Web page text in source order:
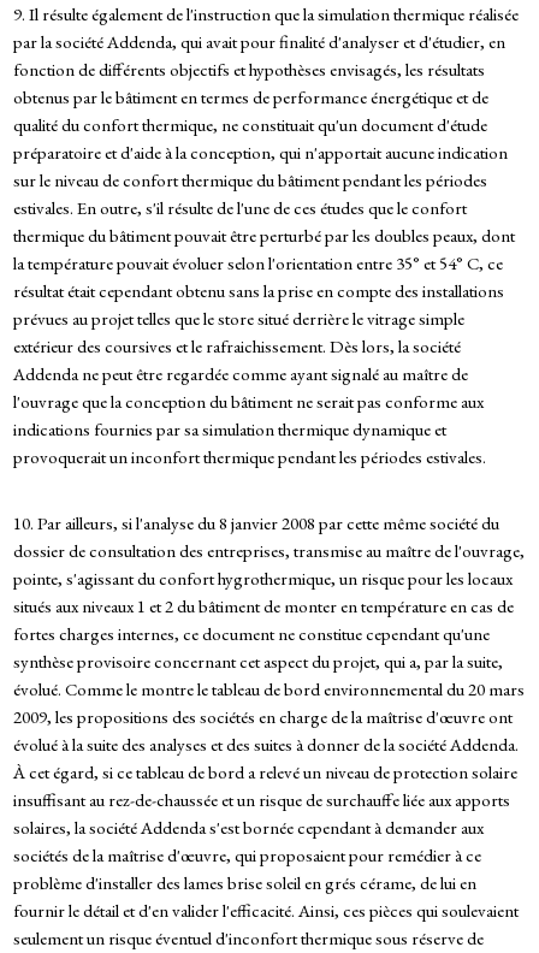
9. Il résulte également de l'instruction que la simulation thermique réalisée
par la société Addenda, qui avait pour finalité d'analyser et d'étudier, en
fonction de différents objectifs et hypothèses envisagés, les résultats
obtenus par le bâtiment en termes de performance énergétique et de
qualité du confort thermique, ne constituait qu'un document d'étude
préparatoire et d'aide à la conception, qui n'apportait aucune indication
sur le niveau de confort thermique du bâtiment pendant les périodes
estivales. En outre, s'il résulte de l'une de ces études que le confort
thermique du bâtiment pouvait être perturbé par les doubles peaux, dont
la température pouvait évoluer selon l'orientation entre 35° et 54° C, ce
résultat était cependant obtenu sans la prise en compte des installations
prévues au projet telles que le store situé derrière le vitrage simple
extérieur des coursives et le rafraichissement. Dès lors, la société
Addenda ne peut être regardée comme ayant signalé au maître de
l'ouvrage que la conception du bâtiment ne serait pas conforme aux
indications fournies par sa simulation thermique dynamique et
provoquerait un inconfort thermique pendant les périodes estivales.
10. Par ailleurs, si l'analyse du 8 janvier 2008 par cette même société du
dossier de consultation des entreprises, transmise au maître de l'ouvrage,
pointe, s'agissant du confort hygrothermique, un risque pour les locaux
situés aux niveaux 1 et 2 du bâtiment de monter en température en cas de
fortes charges internes, ce document ne constitue cependant qu'une
synthèse provisoire concernant cet aspect du projet, qui a, par la suite,
évolué. Comme le montre le tableau de bord environnemental du 20 mars
2009, les propositions des sociétés en charge de la maîtrise d'œuvre ont
évolué à la suite des analyses et des suites à donner de la société Addenda.
À cet égard, si ce tableau de bord a relevé un niveau de protection solaire
insuffisant au rez-de-chaussée et un risque de surchauffe liée aux apports
solaires, la société Addenda s'est bornée cependant à demander aux
sociétés de la maîtrise d'œuvre, qui proposaient pour remédier à ce
problème d'installer des lames brise soleil en grés cérame, de lui en
fournir le détail et d'en valider l'efficacité. Ainsi, ces pièces qui soulevaient
seulement un risque éventuel d'inconfort thermique sous réserve de